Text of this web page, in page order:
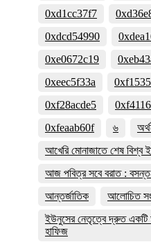
0xd1cc37f7
0xdcd54990
0xe0672c19
0xeec5f33a
0xf28acde5
0xfeaab60f
৬
আখেরি মোনাজাতে শেষ বিশ্ব
আজ পবিত্র সবে বরাত : বসন্ত-
আন্তর্জাতিক
আলোচিত
ইউনুসের নেতৃত্বে দ্রুত একটি
হাফিজ